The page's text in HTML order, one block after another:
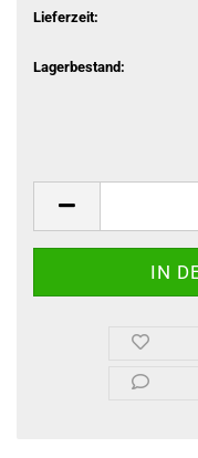
Lieferzeit:
Lagerbestand: